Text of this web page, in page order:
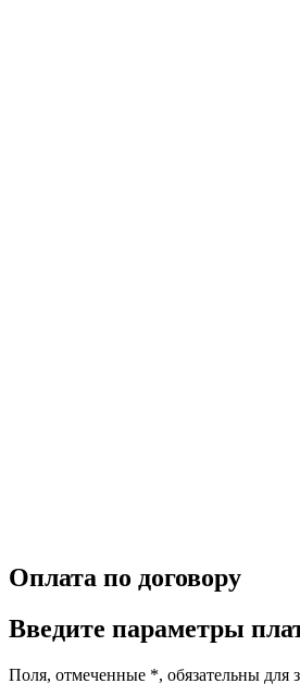
Оплата по договору
Введите параметры
Поля, отмеченные *, обязательны для